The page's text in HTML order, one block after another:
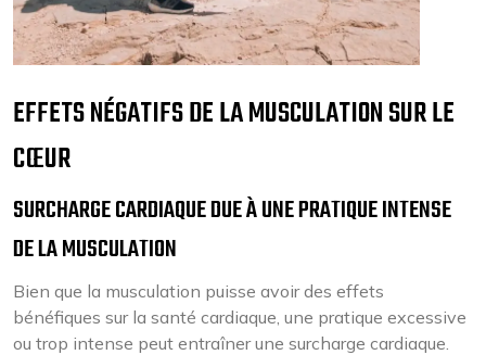
EFFETS NÉGATIFS DE LA MUSCULATION SUR LE
CŒUR
SURCHARGE CARDIAQUE DUE À UNE PRATIQUE INTENSE
DE LA MUSCULATION
Bien que la musculation puisse avoir des effets
bénéfiques sur la santé cardiaque, une pratique excessive
ou trop intense peut entraîner une surcharge cardiaque.